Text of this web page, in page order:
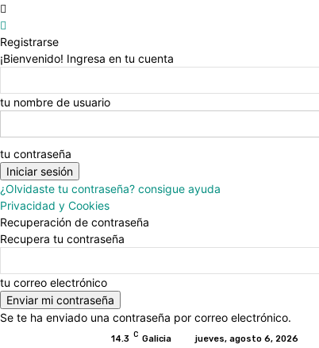
Registrarse
¡Bienvenido! Ingresa en tu cuenta
tu nombre de usuario
tu contraseña
¿Olvidaste tu contraseña? consigue ayuda
Privacidad y Cookies
Recuperación de contraseña
Recupera tu contraseña
tu correo electrónico
Se te ha enviado una contraseña por correo electrónico.
14.3 C Galicia jueves, agosto 6, 2026